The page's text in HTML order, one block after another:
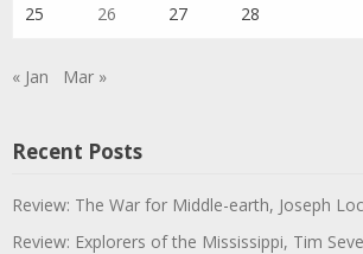
25 26 27 28
« Jan Mar »
Recent Posts
Review: The War for Middle-earth, Joseph
Review: Explorers of the Mississippi, Tim